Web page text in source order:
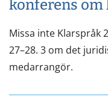
konferens
Missa inte Klarspråk
27–28. 3 om det
medarrangör.